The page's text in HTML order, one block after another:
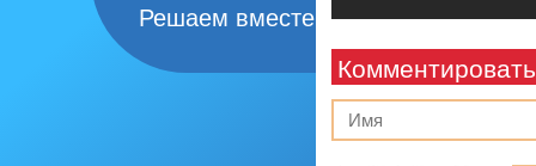
Решаем вместе
Комментировать